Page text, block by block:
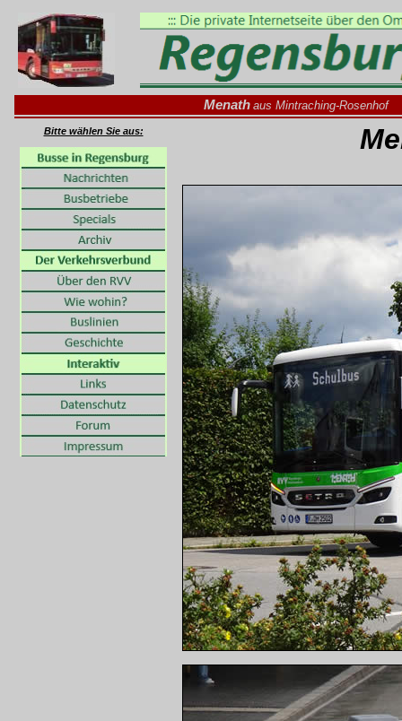
Menath aus Mintraching-Rosenhof
Bitte wählen Sie aus: